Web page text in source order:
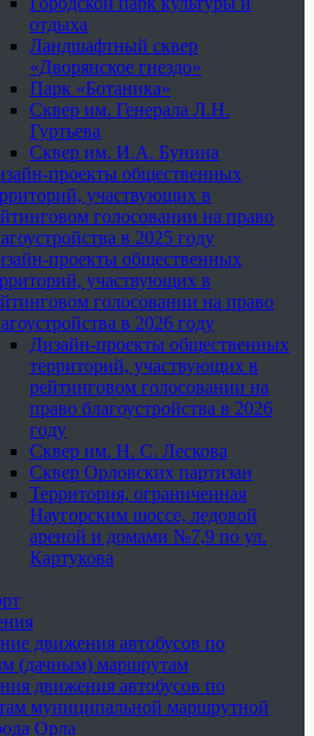
отдыха
Ландшафтный сквер
«Дворянское гнездо»
Парк «Ботаника»
Сквер им. Генерала Л.Н.
Гуртьева
Сквер им. И.А. Бунина
проекты общественных
участвующих в
голосовании на право
в 2025 году
проекты общественных
участвующих в
голосовании на право
в 2026 году
Дизайн-проекты общественных
территорий, участвующих в
рейтинговом голосовании на
право благоустройства в 2026
году
Сквер им. Н. С. Лескова
Сквер Орловских партизан
Территория, ограниченная
Наугорским шоссе, ледовой
ареной и домами №7,9 по ул.
Картукова
движения автобусов по
(дачным) маршрутам
движения автобусов по
муниципальной маршрутной
Орла